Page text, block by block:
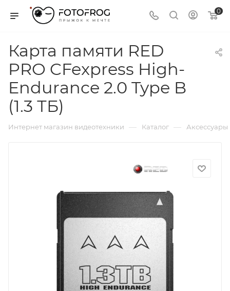
0
Карта памяти RED
PRO CFexpress High-
Endurance 2.0 Type B
(1.3 ТБ)
Интернет магазин видеотехники — Каталог — Аксессуары